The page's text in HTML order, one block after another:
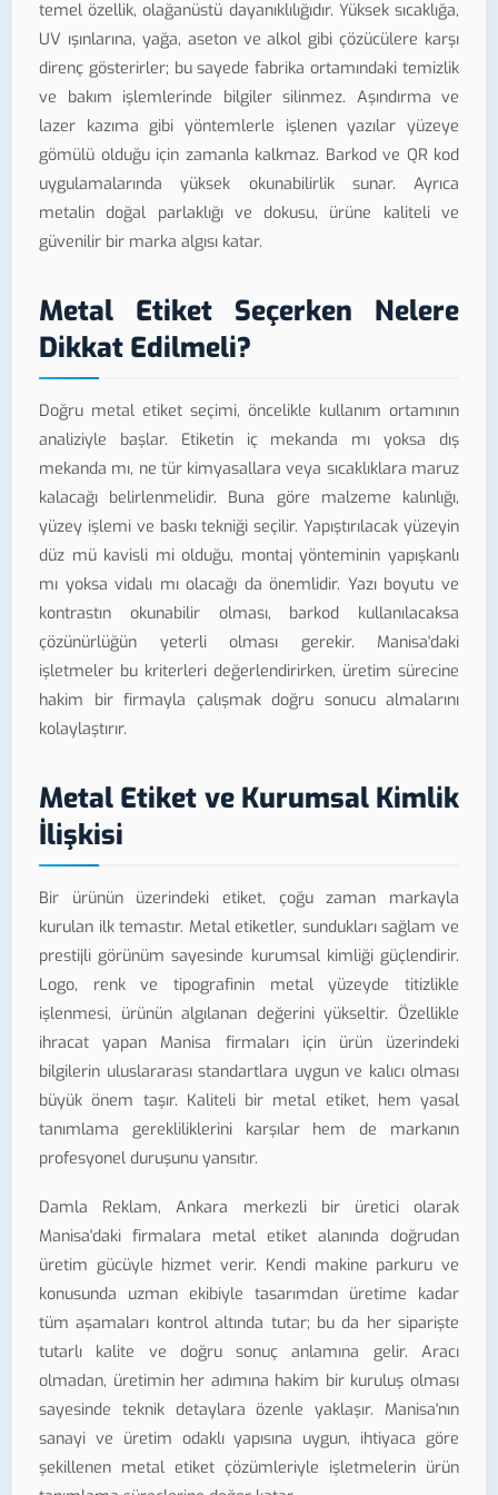
temel özellik, olağanüstü dayanıklılığıdır. Yüksek sıcaklığa,
UV ışınlarına, yağa, aseton ve alkol gibi çözücülere karşı
direnç gösterirler; bu sayede fabrika ortamındaki temizlik
ve bakım işlemlerinde bilgiler silinmez. Aşındırma ve
lazer kazıma gibi yöntemlerle işlenen yazılar yüzeye
gömülü olduğu için zamanla kalkmaz. Barkod ve QR kod
uygulamalarında yüksek okunabilirlik sunar. Ayrıca
metalin doğal parlaklığı ve dokusu, ürüne kaliteli ve
güvenilir bir marka algısı katar.
Metal Etiket Seçerken Nelere
Dikkat Edilmeli?
Doğru metal etiket seçimi, öncelikle kullanım ortamının
analiziyle başlar. Etiketin iç mekanda mı yoksa dış
mekanda mı, ne tür kimyasallara veya sıcaklıklara maruz
kalacağı belirlenmelidir. Buna göre malzeme kalınlığı,
yüzey işlemi ve baskı tekniği seçilir. Yapıştırılacak yüzeyin
düz mü kavisli mi olduğu, montaj yönteminin yapışkanlı
mı yoksa vidalı mı olacağı da önemlidir. Yazı boyutu ve
kontrastın okunabilir olması, barkod kullanılacaksa
çözünürlüğün yeterli olması gerekir. Manisa'daki
işletmeler bu kriterleri değerlendirirken, üretim sürecine
hakim bir firmayla çalışmak doğru sonucu almalarını
kolaylaştırır.
Metal Etiket ve Kurumsal Kimlik
İlişkisi
Bir ürünün üzerindeki etiket, çoğu zaman markayla
kurulan ilk temastır. Metal etiketler, sundukları sağlam ve
prestijli görünüm sayesinde kurumsal kimliği güçlendirir.
Logo, renk ve tipografinin metal yüzeyde titizlikle
işlenmesi, ürünün algılanan değerini yükseltir. Özellikle
ihracat yapan Manisa firmaları için ürün üzerindeki
bilgilerin uluslararası standartlara uygun ve kalıcı olması
büyük önem taşır. Kaliteli bir metal etiket, hem yasal
tanımlama gerekliliklerini karşılar hem de markanın
profesyonel duruşunu yansıtır.
Damla Reklam, Ankara merkezli bir üretici olarak
Manisa'daki firmalara metal etiket alanında doğrudan
üretim gücüyle hizmet verir. Kendi makine parkuru ve
konusunda uzman ekibiyle tasarımdan üretime kadar
tüm aşamaları kontrol altında tutar; bu da her siparişte
tutarlı kalite ve doğru sonuç anlamına gelir. Aracı
olmadan, üretimin her adımına hakim bir kuruluş olması
sayesinde teknik detaylara özenle yaklaşır. Manisa'nın
sanayi ve üretim odaklı yapısına uygun, ihtiyaca göre
şekillenen metal etiket çözümleriyle işletmelerin ürün